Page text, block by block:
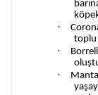
·
toplu
·
·